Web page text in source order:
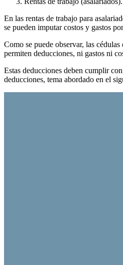
En las rentas de trabajo para
se pueden imputar costos y gastos
Como se puede observar, las
permiten deducciones, ni gastos ni
Estas deducciones deben cumplir
deducciones, tema abordado en el